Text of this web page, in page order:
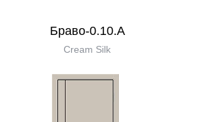
Браво-0.10.А
Cream Silk